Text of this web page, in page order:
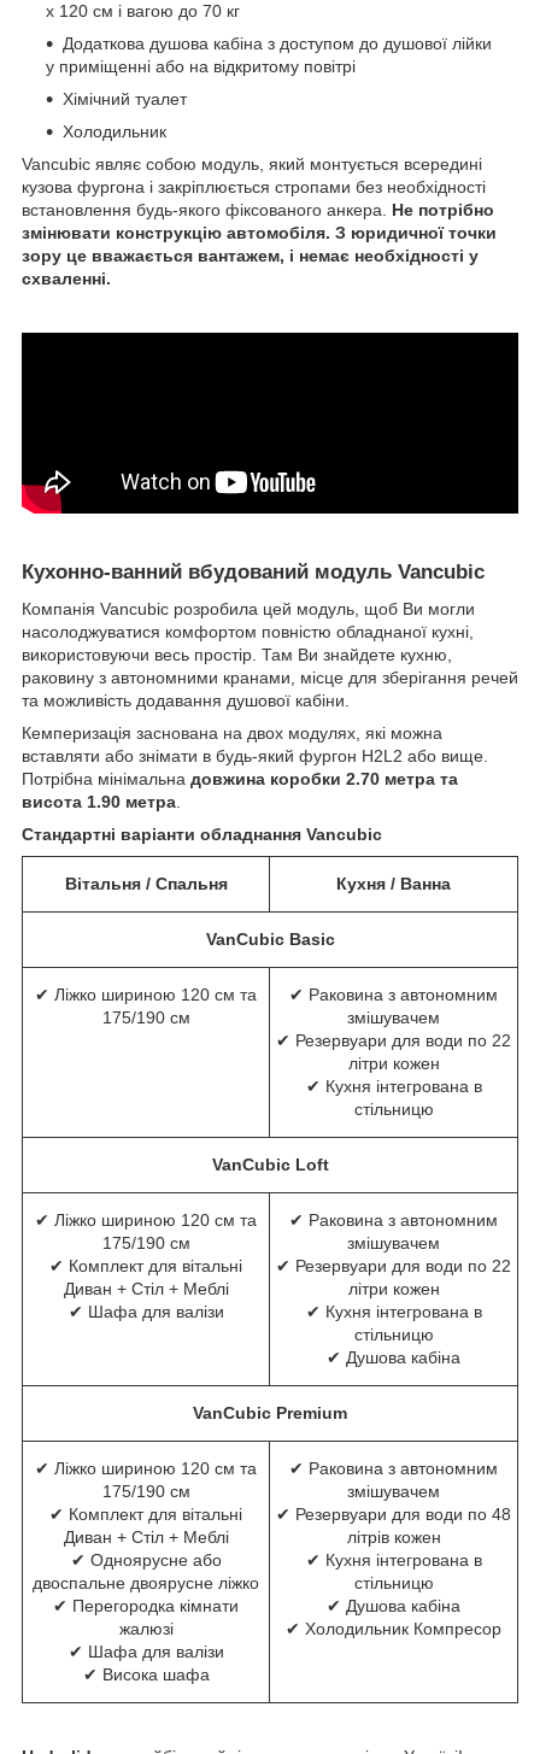
x 120 см і вагою до 70 кг
Додаткова душова кабіна з доступом до душової лійки
у приміщенні або на відкритому повітрі
Хімічний туалет
Холодильник
Vancubic являє собою модуль, який монтується всередині
кузова фургона і закріплюється стропами без необхідності
встановлення будь-якого фіксованого анкера. Не потрібно
змінювати конструкцію автомобіля. З юридичної точки
зору це вважається вантажем, і немає необхідності у
схваленні.
Кухонно-ванний вбудований модуль Vancubic
Компанія Vancubic розробила цей модуль, щоб Ви могли
насолоджуватися комфортом повністю обладнаної кухні,
використовуючи весь простір. Там Ви знайдете кухню,
раковину з автономними кранами, місце для зберігання речей
та можливість додавання душової кабіни.
Кемперизація заснована на двох модулях, які можна
вставляти або знімати в будь-який фургон H2L2 або вище.
Потрібна мінімальна довжина коробки 2.70 метра та
висота 1.90 метра.
Стандартні варіанти обладнання Vancubic
Вітальня / Спальня Кухня / Ванна
VanCubic Basic
✔ Ліжко шириною 120 см та
175/190 см
✔ Раковина з автономним
змішувачем
✔ Резервуари для води по 22
літри кожен
✔ Кухня інтегрована в
стільницю
VanCubic Loft
✔ Ліжко шириною 120 см та
175/190 см
✔ Комплект для вітальні
Диван + Стіл + Меблі
✔ Шафа для валізи
✔ Раковина з автономним
змішувачем
✔ Резервуари для води по 22
літри кожен
✔ Кухня інтегрована в
стільницю
✔ Душова кабіна
VanCubic Premium
✔ Ліжко шириною 120 см та
175/190 см
✔ Комплект для вітальні
Диван + Стіл + Меблі
✔ Одноярусне або
двоспальне двоярусне ліжко
✔ Перегородка кімнати
жалюзі
✔ Шафа для валізи
✔ Висока шафа
✔ Раковина з автономним
змішувачем
✔ Резервуари для води по 48
літрів кожен
✔ Кухня інтегрована в
стільницю
✔ Душова кабіна
✔ Холодильник Компресор